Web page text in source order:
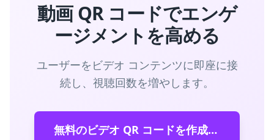
動画 QR コードでエンゲ
ージメントを高める
ユーザーをビデオ コンテンツに即座に接
続し、視聴回数を増やします。
無料のビデオ QR コードを作成する